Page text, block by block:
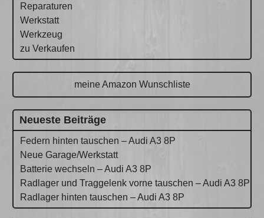
Reparaturen
Werkstatt
Werkzeug
zu Verkaufen
meine Amazon Wunschliste
Neueste Beiträge
Federn hinten tauschen – Audi A3 8P
Neue Garage/Werkstatt
Batterie wechseln – Audi A3 8P
Radlager und Traggelenk vorne tauschen – Audi A3 8P
Radlager hinten tauschen – Audi A3 8P